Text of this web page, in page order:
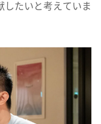
したいと考えていま